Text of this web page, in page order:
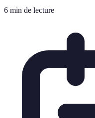
6 min de lecture